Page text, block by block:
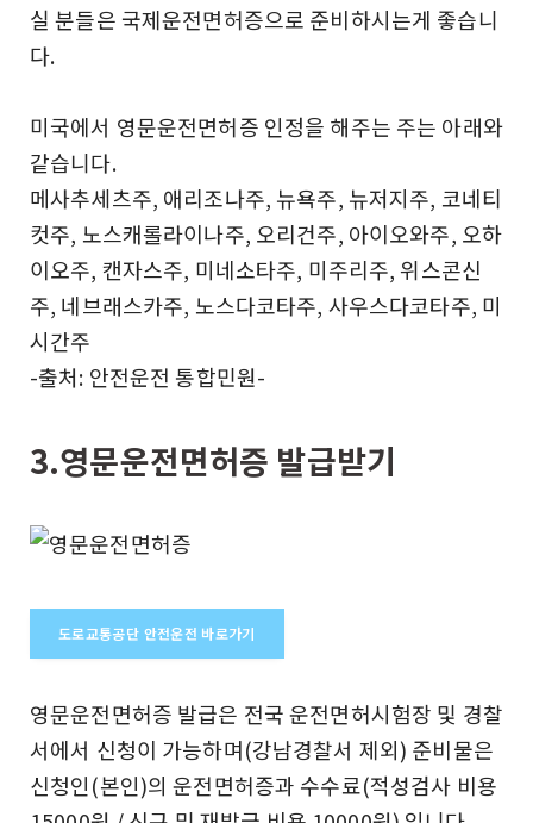
실 분들은 국제운전면허증으로 준비하시는게 좋습니
다.
미국에서 영문운전면허증 인정을 해주는 주는 아래와
같습니다.
메사추세츠주, 애리조나주, 뉴욕주, 뉴저지주, 코네티
컷주, 노스캐롤라이나주, 오리건주, 아이오와주, 오하
이오주, 캔자스주, 미네소타주, 미주리주, 위스콘신
주, 네브래스카주, 노스다코타주, 사우스다코타주, 미
시간주
-출처: 안전운전 통합민원-
3.영문운전면허증 발급받기
도로교통공단 안전운전 바로가기
영문운전면허증 발급은 전국 운전면허시험장 및 경찰
서에서 신청이 가능하며(강남경찰서 제외) 준비물은
신청인(본인)의 운전면허증과 수수료(적성검사 비용